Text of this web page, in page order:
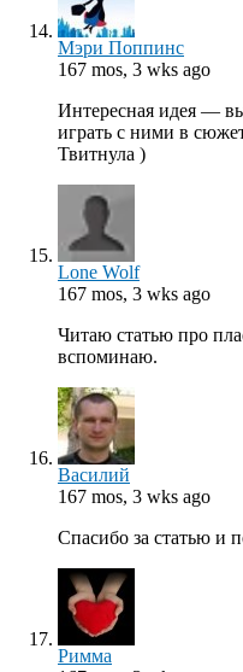
Мэри Поппинс
167 mos, 3 wks ago
Интересная идея —
играть с ними в
Твитнула )
Lone Wolf
167 mos, 3 wks ago
Читаю статью про
вспоминаю.
Василий
167 mos, 3 wks ago
Спасибо за статью и
Римма